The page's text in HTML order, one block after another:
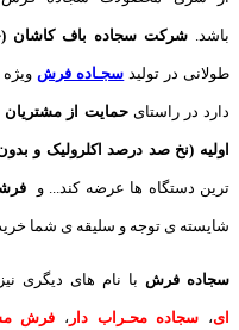
باشد.شرکت سجاده باف کاشان
طولانی در تولید سجـاده فرش ویژه
دارد در راستایحمایت از مشتریان
اولیه (نخ صد درصد اکلرولیک و
ترین دستگاه ها عرضه کند... و
شایسته ی توجه و سلیقه ی شما
سجاده فرش با نام های دیگری
ای، سجاده محـراب دار ، فرش